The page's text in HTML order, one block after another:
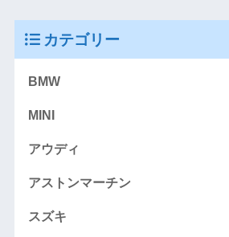
カテゴリー
BMW
MINI
アウディ
アストンマーチン
スズキ